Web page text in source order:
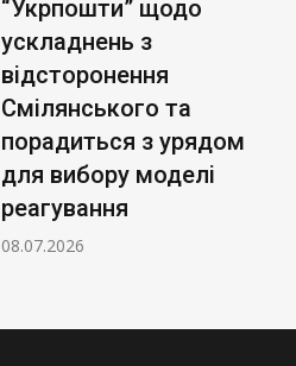
“Укрпошти” щодо
ускладнень з
відсторонення
Смілянського та
порадиться з урядом
для вибору моделі
реагування
08.07.2026